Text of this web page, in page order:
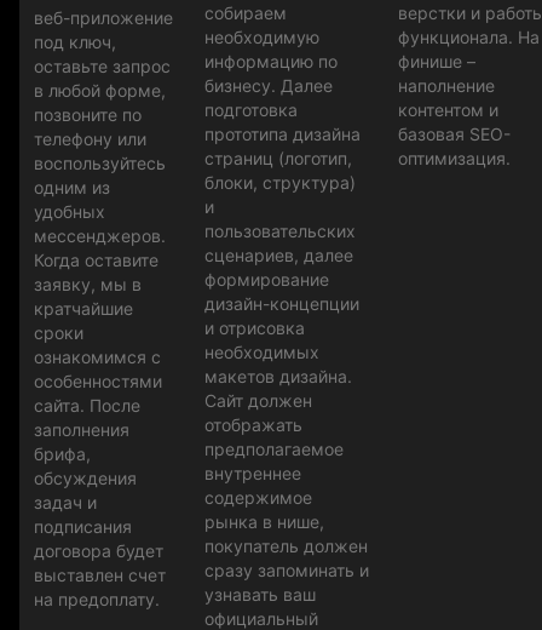
веб-приложение
под ключ,
оставьте запрос
в любой форме,
позвоните по
телефону или
воспользуйтесь
одним из
удобных
мессенджеров.
Когда оставите
заявку, мы в
кратчайшие
сроки
ознакомимся с
особенностями
сайта. После
заполнения
брифа,
обсуждения
задач и
подписания
договора будет
выставлен счет
на предоплату.
собираем
необходимую
информацию по
бизнесу. Далее
подготовка
прототипа дизайна
страниц (логотип,
блоки, структура)
и
пользовательских
сценариев, далее
формирование
дизайн-концепции
и отрисовка
необходимых
макетов дизайна.
Сайт должен
отображать
предполагаемое
внутреннее
содержимое
рынка в нише,
покупатель должен
сразу запоминать и
узнавать ваш
официальный
верстки и
функционала. На
финише –
наполнение
контентом и
базовая SEO-
оптимизация.